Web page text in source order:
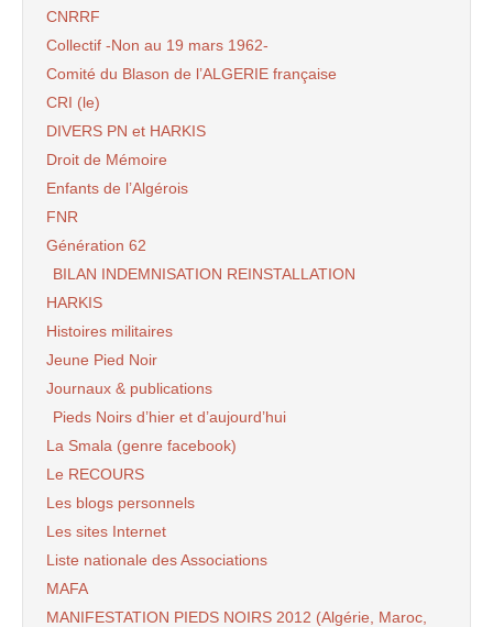
CNRRF
Collectif -Non au 19 mars 1962-
Comité du Blason de l’ALGERIE française
CRI (le)
DIVERS PN et HARKIS
Droit de Mémoire
Enfants de l’Algérois
FNR
Génération 62
BILAN INDEMNISATION REINSTALLATION
HARKIS
Histoires militaires
Jeune Pied Noir
Journaux & publications
Pieds Noirs d’hier et d’aujourd’hui
La Smala (genre facebook)
Le RECOURS
Les blogs personnels
Les sites Internet
Liste nationale des Associations
MAFA
MANIFESTATION PIEDS NOIRS 2012 (Algérie, Maroc,